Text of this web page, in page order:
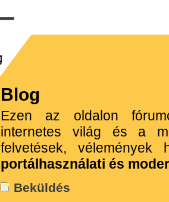
Blog
Ezen az oldalon
internetes világ és a
felvetések, vélemények
portálhasználati és
Beküldés